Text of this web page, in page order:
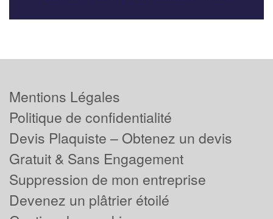
Mentions Légales
Politique de confidentialité
Devis Plaquiste – Obtenez un devis
Gratuit & Sans Engagement
Suppression de mon entreprise
Devenez un plâtrier étoilé